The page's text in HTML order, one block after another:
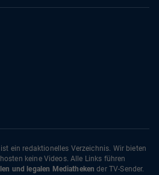
ist ein redaktionelles Verzeichnis. Wir bieten
keine Videos. Alle Links führen
und legalen Mediatheken der TV-Sender.